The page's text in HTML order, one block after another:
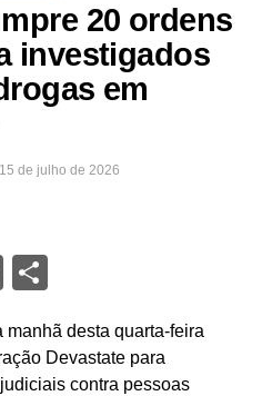
20 ordens
investigados
em
15 de julho de 2026
LinkedIn
Share
desta quarta-feira
Devastate para
contra pessoas